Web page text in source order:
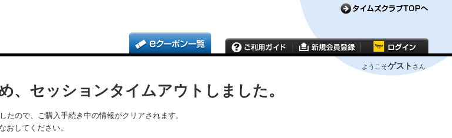
ようこそゲスト さん
、セッションタイムアウトしました。
ので、ご購入手続き中の情報がクリアされます。
おしてください。